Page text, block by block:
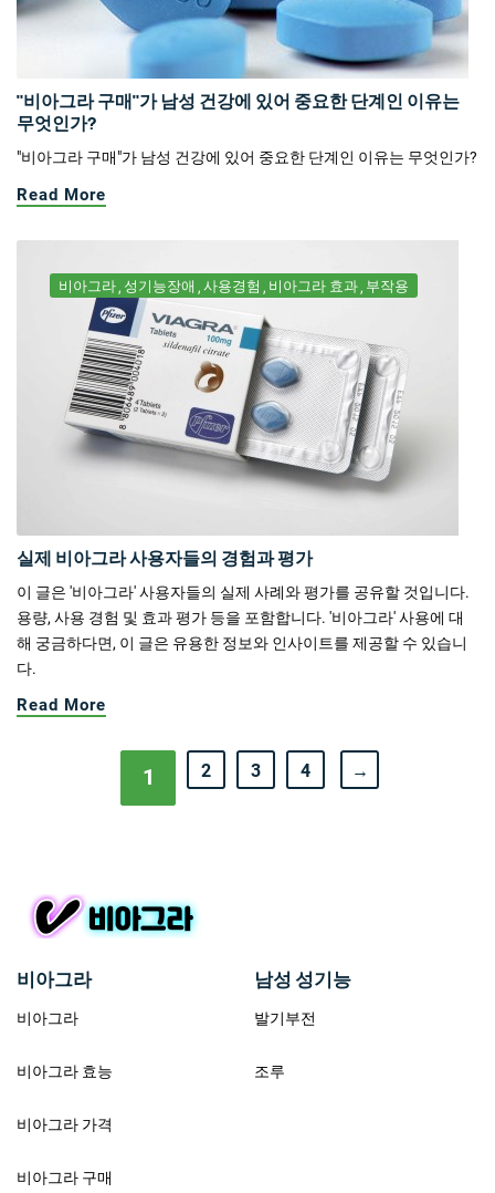
"비아그라 구매"가 남성 건강에 있어 중요한 단계인 이유는
무엇인가?
"비아그라 구매"가 남성 건강에 있어 중요한 단계인 이유는 무엇인가?
Read More
비아그라 성기능장애 사용경험 비아그라 효과 부작용
실제 비아그라 사용자들의 경험과 평가
이 글은 '비아그라' 사용자들의 실제 사례와 평가를 공유할 것입니다.
용량, 사용 경험 및 효과 평가 등을 포함합니다. '비아그라' 사용에 대
해 궁금하다면, 이 글은 유용한 정보와 인사이트를 제공할 수 있습니
다.
Read More
1 2 3 4 →
비아그라
비아그라
비아그라 효능
비아그라 가격
비아그라 구매
남성 성기능
발기부전
조루